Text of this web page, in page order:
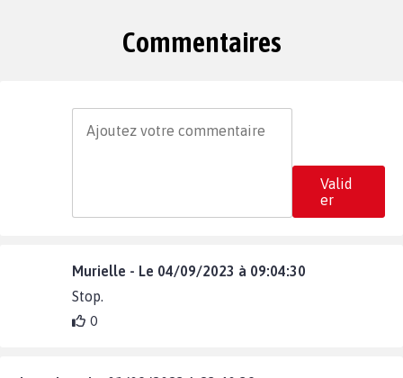
Commentaires
Valid
er
Murielle - Le 04/09/2023 à 09:04:30
Stop.
0